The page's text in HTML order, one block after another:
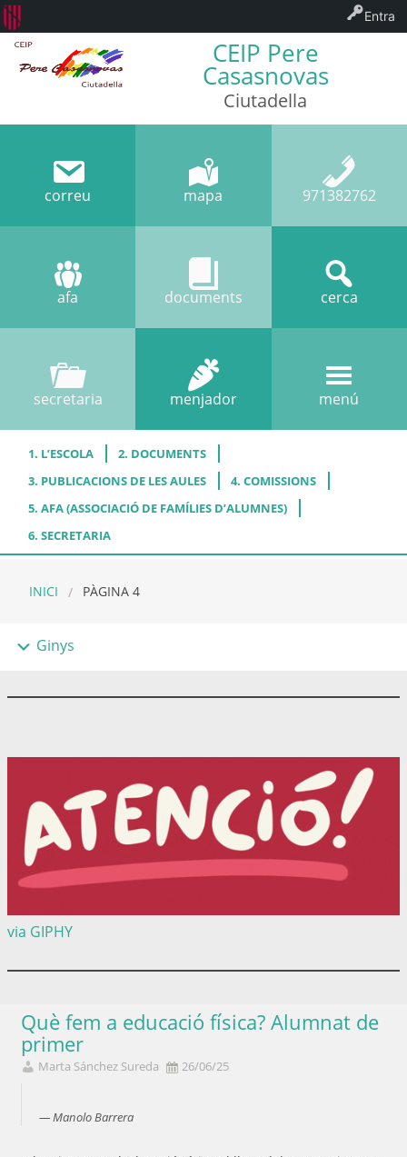
CEIP Pere
Casasnovas
Ciutadella
correu mapa 971382762
afa documents cerca
secretaria menjador menú
1. L’ESCOLA
2. DOCUMENTS
3. PUBLICACIONS DE LES AULES
4. COMISSIONS
5. AFA (ASSOCIACIÓ DE FAMÍLIES D’ALUMNES)
6. SECRETARIA
INICI PÀGINA 4
Ginys
via GIPHY
Què fem a educació física? Alumnat de
primer
Marta Sánchez Sureda 26/06/25
Manolo Barrera
Entra